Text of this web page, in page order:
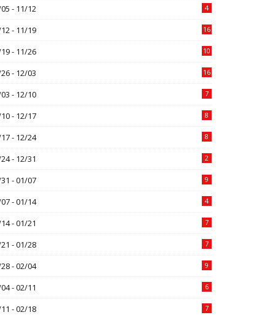
- 11/12 4
- 11/19 16
- 11/26 10
- 12/03 16
- 12/10 7
- 12/17 8
- 12/24 8
- 12/31 2
- 01/07 9
- 01/14 4
- 01/21 7
- 01/28 7
- 02/04 9
- 02/11 6
- 02/18 7